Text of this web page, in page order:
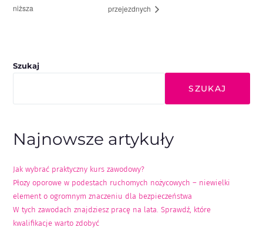
niższa
przejezdnych
Szukaj
SZUKAJ
Najnowsze artykuły
Jak wybrać praktyczny kurs zawodowy?
Płozy oporowe w podestach ruchomych nożycowych – niewielki
element o ogromnym znaczeniu dla bezpieczeństwa
W tych zawodach znajdziesz pracę na lata. Sprawdź, które
kwalifikacje warto zdobyć